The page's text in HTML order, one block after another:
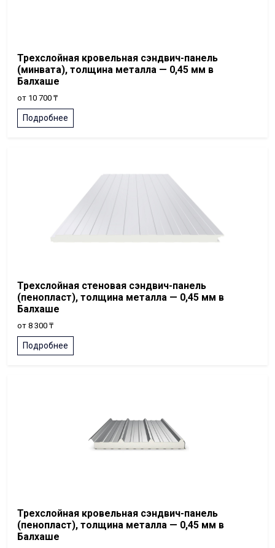
Трехслойная кровельная сэндвич-панель
(минвата), толщина металла — 0,45 мм в
Балхаше
от 10 700 ₸
Подробнее
Трехслойная стеновая сэндвич-панель
(пенопласт), толщина металла — 0,45 мм в
Балхаше
от 8 300 ₸
Подробнее
Трехслойная кровельная сэндвич-панель
(пенопласт), толщина металла — 0,45 мм в
Балхаше